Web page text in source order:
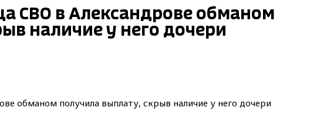
СВО в Александрове обманом
наличие у него дочери